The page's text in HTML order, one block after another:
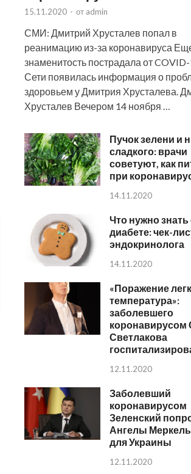
15.11.2020 - от admin
СМИ: Дмитрий Хрусталев попал в
реанимацию из-за коронавируса
знаменитость пострадала от
Сети появилась информация о
здоровьем у Дмитрия Хрусталева.
Хрусталев Вечером 14 ноября …
Пучок зелени и
сладкого: врачи
советуют, как
при
14.11.2020
Что нужно знать
диабете: чек-
эндокринолога
14.11.2020
«Поражение
температура»:
заболевшего
коронавирусом
Светлакова
12.11.2020
Заболевший
коронавирусом
Зеленский
Ангелы
для Украины
12.11.2020